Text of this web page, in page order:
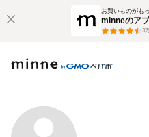
お買いものがも
minneのア
3